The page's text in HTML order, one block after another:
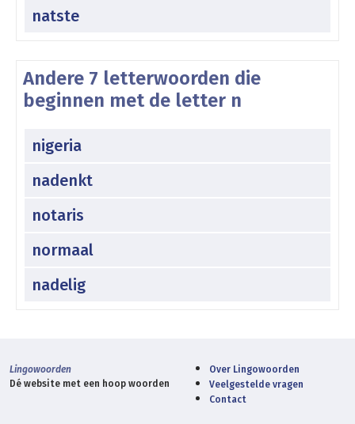
natste
Andere 7 letterwoorden die
beginnen met de letter n
nigeria
nadenkt
notaris
normaal
nadelig
Lingowoorden
Dé website met een hoop woorden
Over Lingowoorden
Veelgestelde vragen
Contact